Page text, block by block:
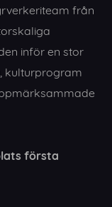
från
inför en stor
kulturprogram
första